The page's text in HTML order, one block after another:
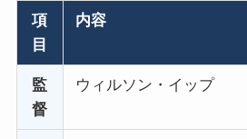
項
目
内容
監
督
ウィルソン・イップ